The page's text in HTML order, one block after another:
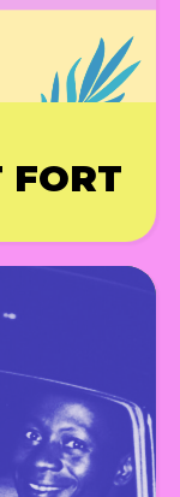
FORT